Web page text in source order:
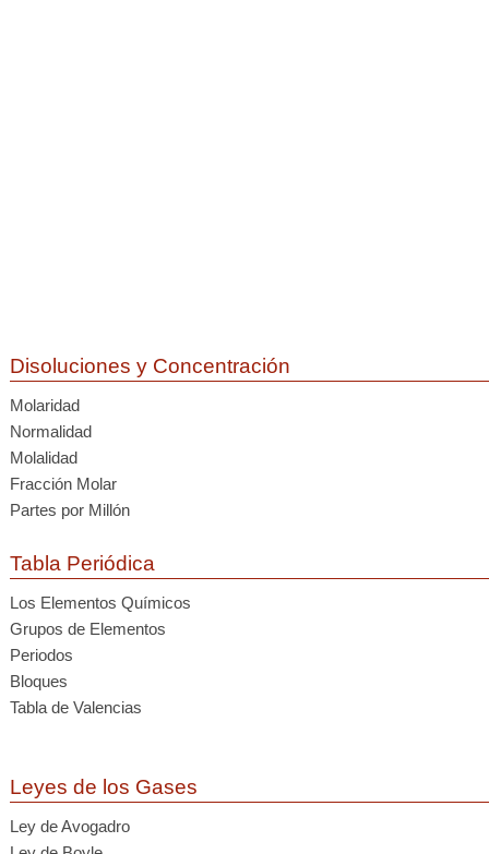
Disoluciones y Concentración
Molaridad
Normalidad
Molalidad
Fracción Molar
Partes por Millón
Tabla Periódica
Los Elementos Químicos
Grupos de Elementos
Periodos
Bloques
Tabla de Valencias
Leyes de los Gases
Ley de Avogadro